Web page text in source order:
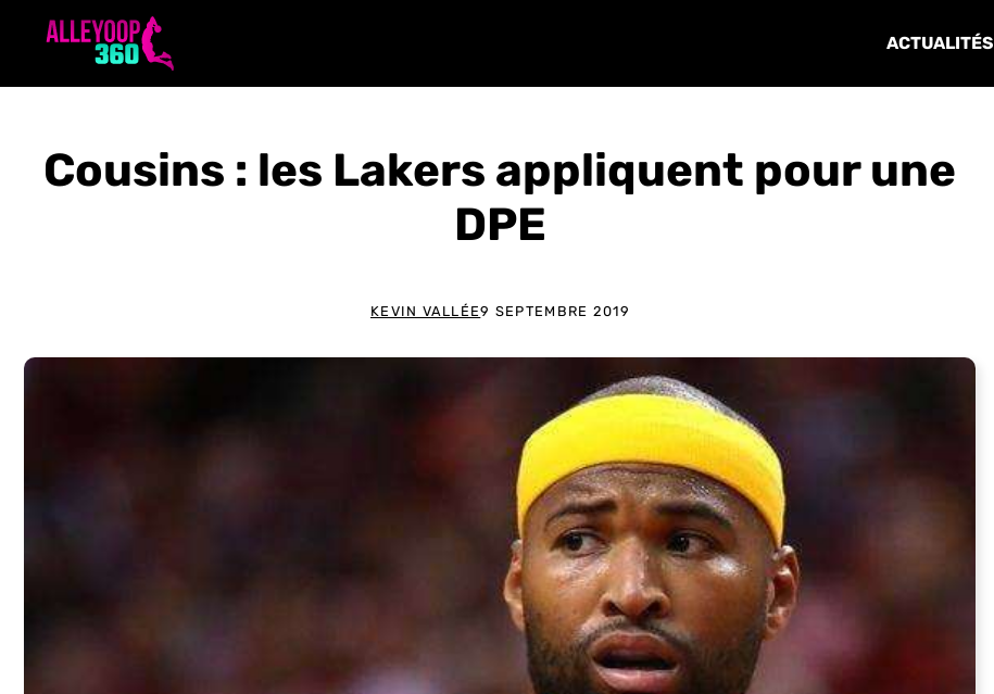
ACTUALITÉS
Cousins : les Lakers appliquent pour une
DPE
KEVIN VALLÉE9 SEPTEMBRE 2019